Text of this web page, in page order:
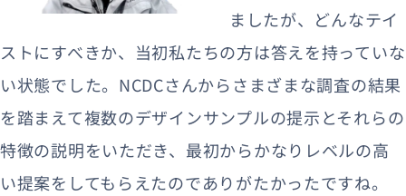
ましたが、どんなテイ
ストにすべきか、当初私たちの方は答えを持っていな
い状態でした。NCDCさんからさまざまな調査の結果
を踏まえて複数のデザインサンプルの提示とそれらの
特徴の説明をいただき、最初からかなりレベルの高
い提案をしてもらえたのでありがたかったですね。